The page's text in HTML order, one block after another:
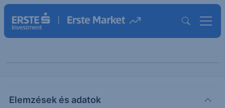
Elemzések és adatok